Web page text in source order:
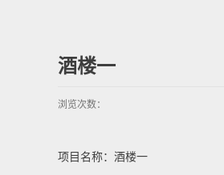
酒楼一
浏览次数：
项目名称：酒楼一